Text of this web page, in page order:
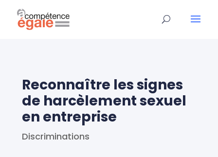
Reconnaître les signes
de harcèlement sexuel
en entreprise
Discriminations